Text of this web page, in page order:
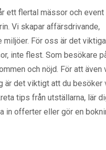
ett flertal mässor och event
Vi skapar affärsdrivande,
För oss är det
inte flest. Som besökare
och nöjd. För att även
är det viktigt att du besöker
tips från utställarna, lär
in offerter eller gör en